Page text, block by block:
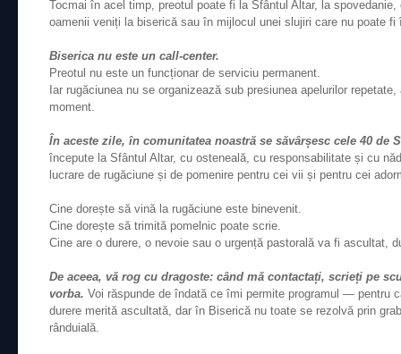
Tocmai în acel timp, preotul poate fi la Sfântul Altar, la
oamenii veniți la biserică sau în mijlocul unei slujiri care nu poate fi
Biserica nu este un call-center.
Preotul nu este un funcționar de serviciu permanent.
Iar rugăciunea nu se organizează sub presiunea apelurilor
moment.
În aceste zile, în comunitatea noastră se săvârșesc cele 40 de
începute la Sfântul Altar, cu osteneală, cu responsabilitate și cu
lucrare de rugăciune și de pomenire pentru cei vii și pentru cei
Cine dorește să vină la rugăciune este binevenit.
Cine dorește să trimită pomelnic poate scrie.
Cine are o durere, o nevoie sau o urgență pastorală va fi ascultat,
De aceea, vă rog cu dragoste: când mă contactați, scrieți pe
vorba. Voi răspunde de îndată ce îmi permite programul — pentru
durere merită ascultată, dar în Biserică nu toate se rezolvă prin
rânduială.